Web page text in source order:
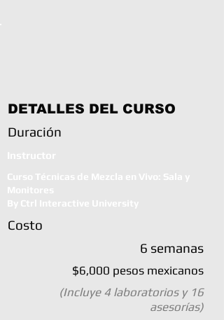
DETALLES DEL CURSO
Duración
Costo
6 semanas
$6,000 pesos mexicanos
(Incluye 4 laboratorios y 16
asesorías)